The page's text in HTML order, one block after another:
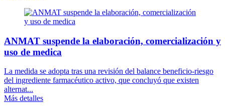
ANMAT suspende la elaboración, comercialización y
uso de medica
La medida se adopta tras una revisión del balance beneficio-riesgo
del ingrediente farmacéutico activo, que concluyó que existen
alternat...
Más detalles